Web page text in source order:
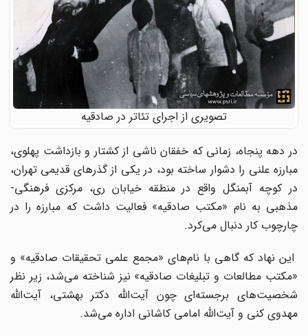
تصویری از اجرای تئاتر در صادقیه
در دهه پنجاه، زمانی که خفقان ناشی از کشتار و بازداشت پهلوی،
مبارزه علنی را دشوار ساخته بود، در یکی از گذرهای قدیمی تهران،
در کوچه آبمنگل واقع در منطقه خیابان ری، مرکزی فرهنگی-
مذهبی به نام «مکتب صادقیه» فعالیت داشت که مبارزه را در
چارچوب کار دنبال می‌کرد.
این نهاد که گاهی با نام‌های «مجمع علمی تحقیقات صادقیه» و
«مکتب مطالعات و تبلیغات صادقیه» نیز شناخته می‌شد، زیر نظر
شخصیت‌های برجسته‌ای چون آیت‌الله دکتر بهشتی، آیت‌الله
مهدوی کنی و آیت‌الله امامی کاشانی اداره می‌شد.